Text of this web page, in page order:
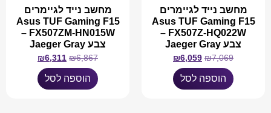
מחשב נייד לגיימרים
Asus TUF Gaming F15
FX507Z-HQ022W –
צבע Jaeger Gray
₪7,069
₪6,059
הוספה לסל
מחשב נייד לגיימרים
Asus TUF Gaming F15
FX507ZM-HN015W –
צבע Jaeger Gray
₪6,867
₪6,311
הוספה לסל